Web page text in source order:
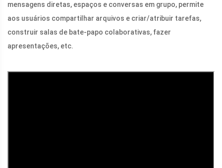
mensagens diretas, espaços e conversas em grupo, permite
aos usuários compartilhar arquivos e criar/atribuir tarefas,
construir salas de bate-papo colaborativas, fazer
apresentações, etc.